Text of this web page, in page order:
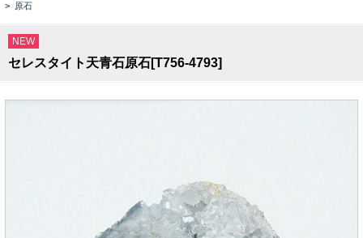
> 原石
NEW
セレスタイト天青石原石[T756-4793]